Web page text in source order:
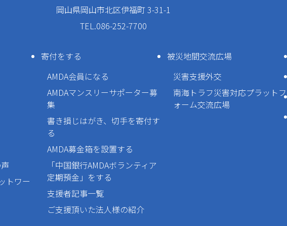
岡山県岡山市北区伊福町 3-31-1
TEL.086-252-7700
トワー
寄付をする
AMDA会員になる
AMDAマンスリーサポーター募
集
書き損じはがき、切手を寄付す
る
AMDA募金箱を設置する
「中国銀行AMDAボランティア
定期預金」をする
支援者記事一覧
ご支援頂いた法人様の紹介
被災地間交流広場
災害支援外交
南海トラフ災害対応プラットフ
ォーム交流広場